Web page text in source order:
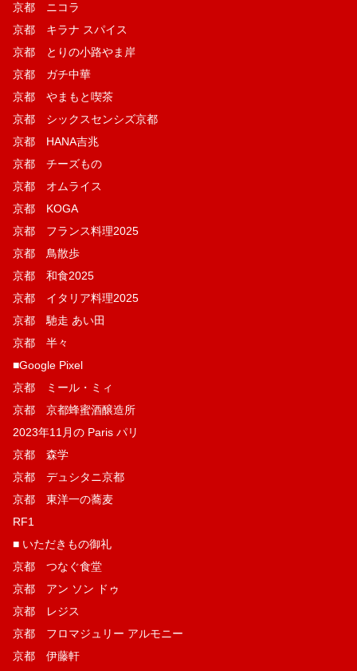
京都 ニコラ
京都 キラナ スパイス
京都 とりの小路やま岸
京都 ガチ中華
京都 やまもと喫茶
京都 シックスセンシズ京都
京都 HANA吉兆
京都 チーズもの
京都 オムライス
京都 KOGA
京都 フランス料理2025
京都 鳥散歩
京都 和食2025
京都 イタリア料理2025
京都 馳走 あい田
京都 半々
■Google Pixel
京都 ミール・ミィ
京都 京都蜂蜜酒醸造所
2023年11月の Paris パリ
京都 森学
京都 デュシタニ京都
京都 東洋一の蕎麦
RF1
■ いただきもの御礼
京都 つなぐ食堂
京都 アン ソン ドゥ
京都 レジス
京都 フロマジュリー アルモニー
京都 伊藤軒